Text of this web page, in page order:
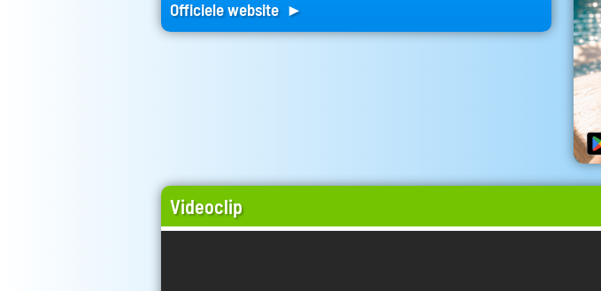
Officiele website ►
Videoclip